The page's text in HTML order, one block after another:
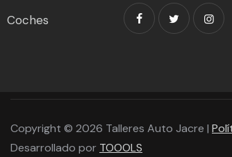
Coches
Copyright © 2026 Talleres Auto Jacre |
Desarrollado por TOOOLS